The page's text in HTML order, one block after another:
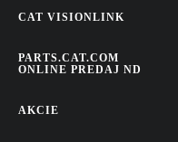
CAT VISIONLINK
PARTS.CAT.COM
ONLINE PREDAJ ND
AKCIE